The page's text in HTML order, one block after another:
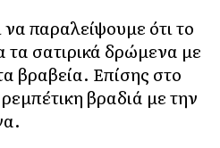
παραλείψουμε ότι το
τα σατιρικά δρώμενα με
βραβεία. Επίσης στο
βραδιά με την